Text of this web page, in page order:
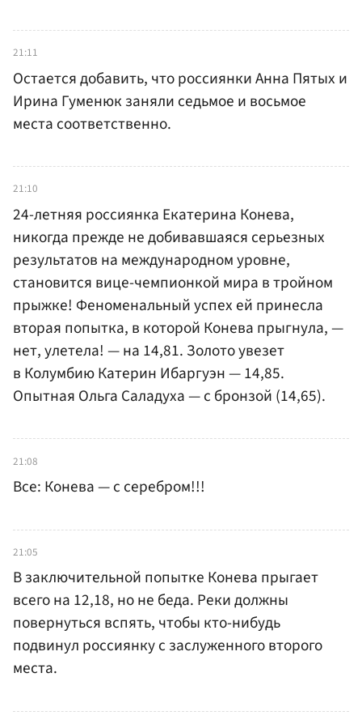
21:11
Остается добавить, что россиянки Анна Пятых и
Ирина Гуменюк заняли седьмое и восьмое
места соответственно.
21:10
24-летняя россиянка Екатерина Конева,
никогда прежде не добивавшаяся серьезных
результатов на международном уровне,
становится вице-чемпионкой мира в тройном
прыжке! Феноменальный успех ей принесла
вторая попытка, в которой Конева прыгнула, —
нет, улетела! — на 14,81. Золото увезет
в Колумбию Катерин Ибаргуэн — 14,85.
Опытная Ольга Саладуха — с бронзой (14,65).
21:08
Все: Конева — с серебром!!!
21:05
В заключительной попытке Конева прыгает
всего на 12,18, но не беда. Реки должны
повернуться вспять, чтобы кто-нибудь
подвинул россиянку с заслуженного второго
места.